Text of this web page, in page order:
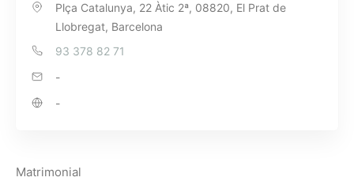
Plça Catalunya, 22 Àtic 2ª, 08820, El Prat de
Llobregat, Barcelona
93 378 82 71
-
-
Matrimonial